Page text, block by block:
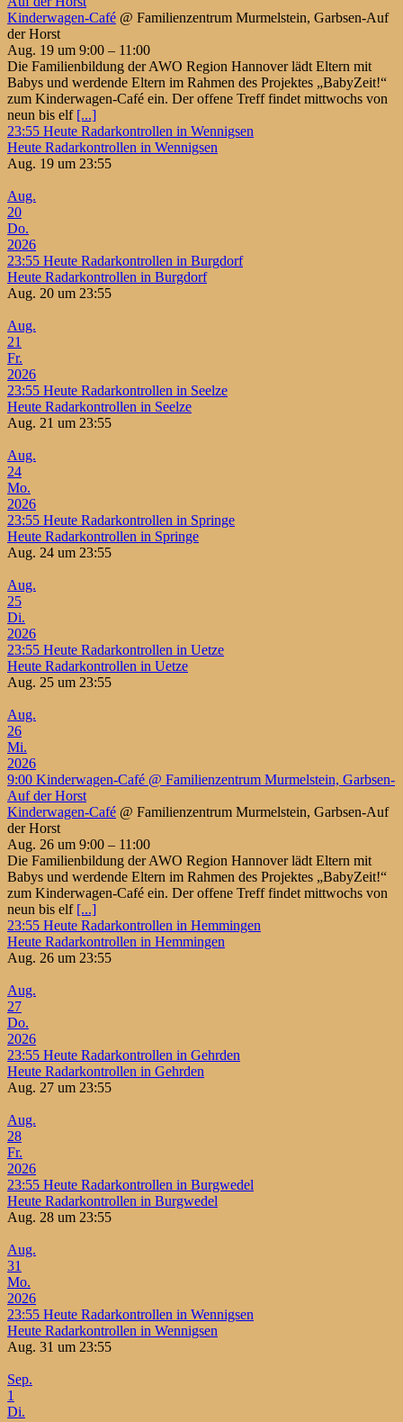
Kinderwagen-Café @ Familienzentrum Murmelstein, Garbsen-Auf
der Horst
Aug. 19 um 9:00 – 11:00
Die Familienbildung der AWO Region Hannover lädt Eltern mit
Babys und werdende Eltern im Rahmen des Projektes „BabyZeit!“
zum Kinderwagen-Café ein. Der offene Treff findet mittwochs von
neun bis elf [...]
23:55 Heute Radarkontrollen in Wennigsen
Heute Radarkontrollen in Wennigsen
Aug. 19 um 23:55
Aug.
20
Do.
2026
23:55 Heute Radarkontrollen in Burgdorf
Heute Radarkontrollen in Burgdorf
Aug. 20 um 23:55
Aug.
21
Fr.
2026
23:55 Heute Radarkontrollen in Seelze
Heute Radarkontrollen in Seelze
Aug. 21 um 23:55
Aug.
24
Mo.
2026
23:55 Heute Radarkontrollen in Springe
Heute Radarkontrollen in Springe
Aug. 24 um 23:55
Aug.
25
Di.
2026
23:55 Heute Radarkontrollen in Uetze
Heute Radarkontrollen in Uetze
Aug. 25 um 23:55
Aug.
26
Mi.
2026
9:00 Kinderwagen-Café @ Familienzentrum Murmelstein, Garbsen-
Auf der Horst
Kinderwagen-Café @ Familienzentrum Murmelstein, Garbsen-Auf
der Horst
Aug. 26 um 9:00 – 11:00
Die Familienbildung der AWO Region Hannover lädt Eltern mit
Babys und werdende Eltern im Rahmen des Projektes „BabyZeit!“
zum Kinderwagen-Café ein. Der offene Treff findet mittwochs von
neun bis elf [...]
23:55 Heute Radarkontrollen in Hemmingen
Heute Radarkontrollen in Hemmingen
Aug. 26 um 23:55
Aug.
27
Do.
2026
23:55 Heute Radarkontrollen in Gehrden
Heute Radarkontrollen in Gehrden
Aug. 27 um 23:55
Aug.
28
Fr.
2026
23:55 Heute Radarkontrollen in Burgwedel
Heute Radarkontrollen in Burgwedel
Aug. 28 um 23:55
Aug.
31
Mo.
2026
23:55 Heute Radarkontrollen in Wennigsen
Heute Radarkontrollen in Wennigsen
Aug. 31 um 23:55
Sep.
1
Di.